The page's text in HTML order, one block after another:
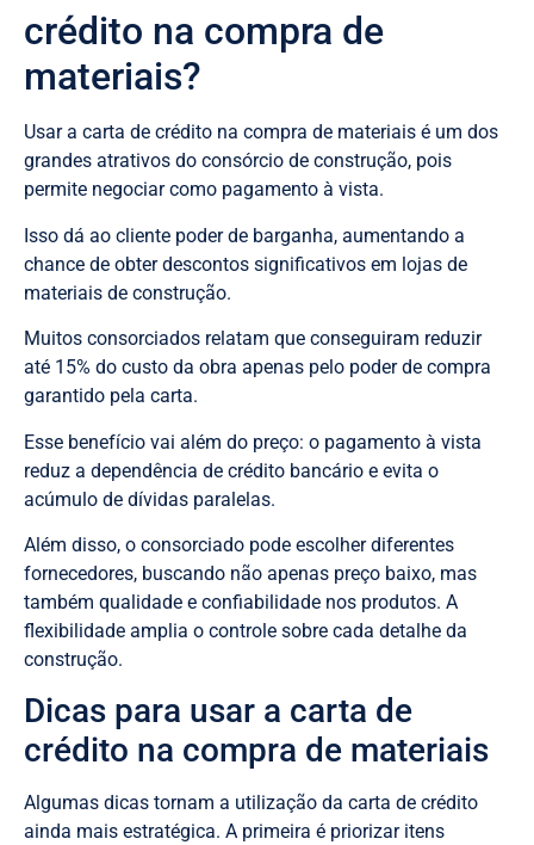
crédito na compra de
materiais?
Usar a carta de crédito na compra de materiais é um dos
grandes atrativos do consórcio de construção, pois
permite negociar como pagamento à vista.
Isso dá ao cliente poder de barganha, aumentando a
chance de obter descontos significativos em lojas de
materiais de construção.
Muitos consorciados relatam que conseguiram reduzir
até 15% do custo da obra apenas pelo poder de compra
garantido pela carta.
Esse benefício vai além do preço: o pagamento à vista
reduz a dependência de crédito bancário e evita o
acúmulo de dívidas paralelas.
Além disso, o consorciado pode escolher diferentes
fornecedores, buscando não apenas preço baixo, mas
também qualidade e confiabilidade nos produtos. A
flexibilidade amplia o controle sobre cada detalhe da
construção.
Dicas para usar a carta de
crédito na compra de materiais
Algumas dicas tornam a utilização da carta de crédito
ainda mais estratégica. A primeira é priorizar itens